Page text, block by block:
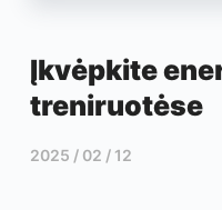
Įkvėpkite
treniruotėse
2025 / 02 / 12